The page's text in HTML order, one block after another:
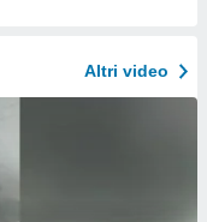
Altri video